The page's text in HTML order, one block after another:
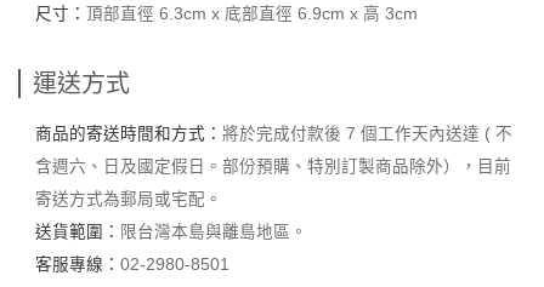
尺寸：
頂部直徑 6.3cm x 底部直徑 6.9cm x 高 3cm
運送方式
商品的寄送時間和方式： 將於完成付款後 7 個工作天內送達 ( 不
含週六、日及國定假日。部份預購、特別訂製商品除外），目前
寄送方式為郵局或宅配。
送貨範圍： 限台灣本島與離島地區。
客服專線： 02-2980-8501